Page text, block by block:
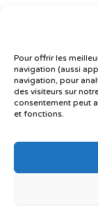
Pour offrir les
navigation (aussi
navigation, pour
des visiteurs sur
consentement peut
et fonctions.